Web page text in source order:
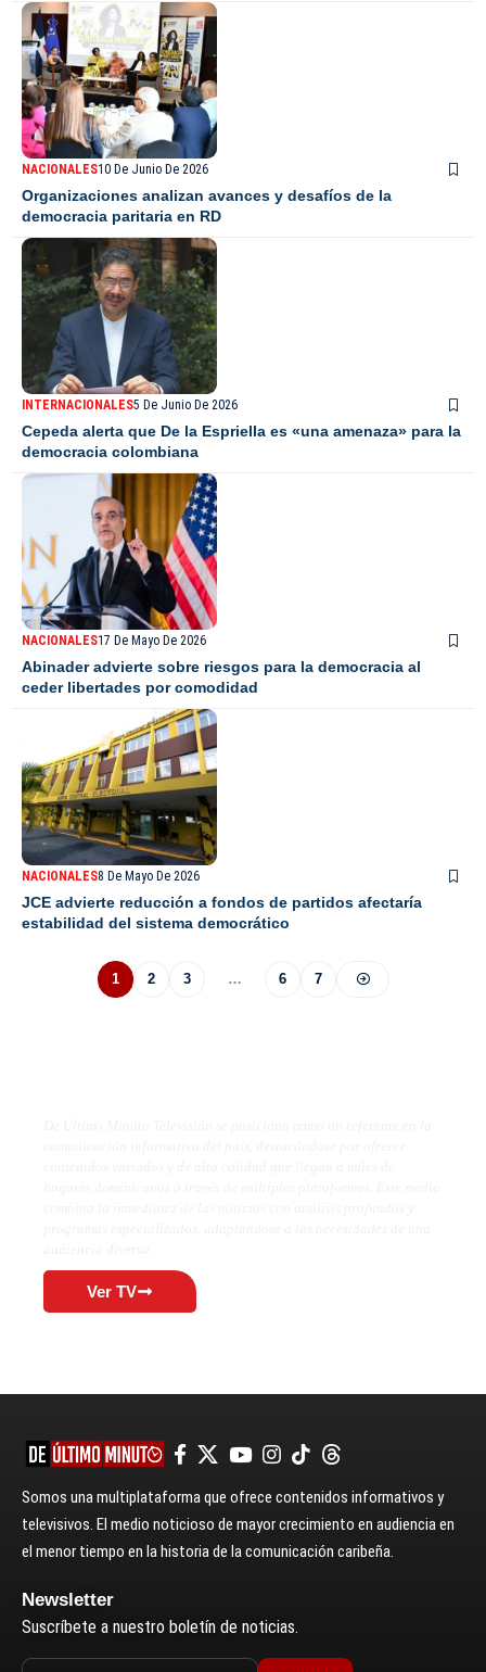
NACIONALES10 De Junio De 2026
Organizaciones analizan avances y desafíos de la
democracia paritaria en RD
INTERNACIONALES5 De Junio De 2026
Cepeda alerta que De la Espriella es «una amenaza» para la
democracia colombiana
NACIONALES17 De Mayo De 2026
Abinader advierte sobre riesgos para la democracia al
ceder libertades por comodidad
NACIONALES8 De Mayo De 2026
JCE advierte reducción a fondos de partidos afectaría
estabilidad del sistema democrático
1 2 3 … 6 7
Ver TV
Somos una multiplataforma que ofrece contenidos informativos y
televisivos. El medio noticioso de mayor crecimiento en audiencia en
el menor tiempo en la historia de la comunicación caribeña.
Newsletter
Suscríbete a nuestro boletín de noticias.